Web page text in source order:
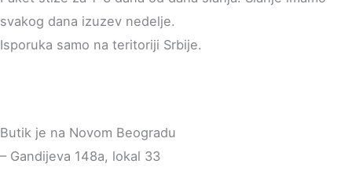
svakog dana izuzev nedelje.
Isporuka samo na teritoriji Srbije.
Butik je na Novom Beogradu
– Gandijeva 148a, lokal 33